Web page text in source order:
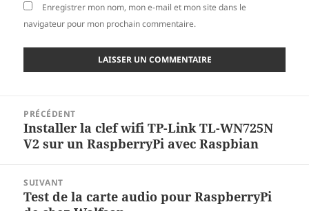
Enregistrer mon nom, mon e-mail et mon site dans le
navigateur pour mon prochain commentaire.
l’article
PRÉCÉDENT
Article
précédent :
Installer la clef wifi TP-Link TL-WN725N
V2 sur un RaspberryPi avec Raspbian
SUIVANT
Article
Test de la carte audio pour RaspberryPi